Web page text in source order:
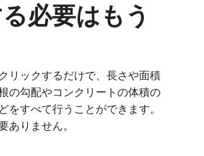
必要はもう
リックするだけで、長さや面積
の勾配やコンクリートの体積の
すべて行うことができます。
ありません。